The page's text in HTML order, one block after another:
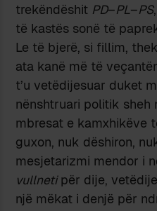
trekëndëshit PD–PL–PS
të kastës sonë të
Le të bjerë, si fillim,
ata kanë më të
t’u vetëdijesuar duket
nënshtruari politik sheh
mbresat e kamxhikëve
guxon, nuk dëshiron,
mesjetarizmi mendor i
vullnetipër dije,
një mëkat i denjë për